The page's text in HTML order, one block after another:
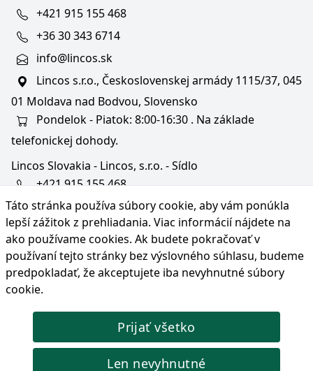
Táto stránka používa súbory cookie, aby vám ponúkla
lepší zážitok z prehliadania. Viac informácií nájdete na
ako používame cookies. Ak budete pokračovať v
používaní tejto stránky bez výslovného súhlasu, budeme
predpokladať, že akceptujete iba nevyhnutné súbory
cookie.
Prijať všetko
Len nevyhnutné
+421 915 155 468
+36 30 343 6714
info@lincos.sk
Lincos s.r.o., Československej armády 1115/37, 045
01 Moldava nad Bodvou, Slovensko
Pondelok - Piatok: 8:00-16:30 . Na základe
telefonickej dohody.
Lincos Slovakia - Lincos, s.r.o. - Sídlo
+421 915 155 468
+36/30 343 6714
bratislava@lincos.sk
Lincos s.r.o., Rustaveliho 4, 831 06 Bratislava - m. č.
Rača, Slovensko
Iba sídlo firmy
© Copyright 2026 Lincos s.r.o., všetky práva vyhradené.